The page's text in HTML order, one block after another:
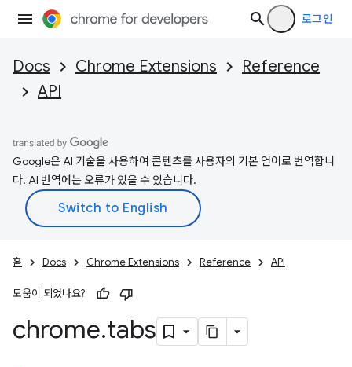
로그인
Docs Chrome Extensions
Reference
API
Google은 AI 기술을 사용하여 콘텐츠를 사용자의 기본 언어로 번역합니
다. AI 번역에는 오류가 있을 수 있습니다.
홈 Docs Chrome Extensions Reference API
도움이 되었나요?
chrome.tabs